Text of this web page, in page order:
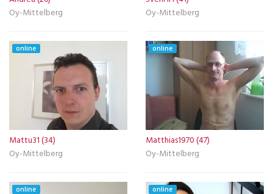
Oy-Mittelberg
Oy-Mittelberg
online
Mattu31 (34)
Oy-Mittelberg
online
Matthias1970 (47)
Oy-Mittelberg
online online